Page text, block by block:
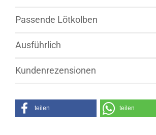
Passende Lötkolben
Ausführlich
Kundenrezensionen
teilen teilen